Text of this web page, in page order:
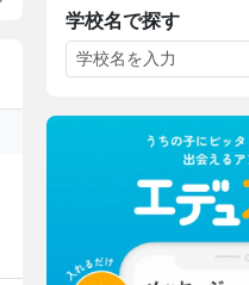
学校名で探す